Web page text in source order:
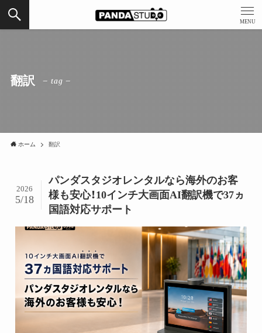
MENU
翻訳 – tag –
ホーム 翻訳
パンダスタジオレンタルなら海外のお客
様も安心！10インチ大画面AI翻訳機で37ヵ
国語対応サポート
2026
5/18